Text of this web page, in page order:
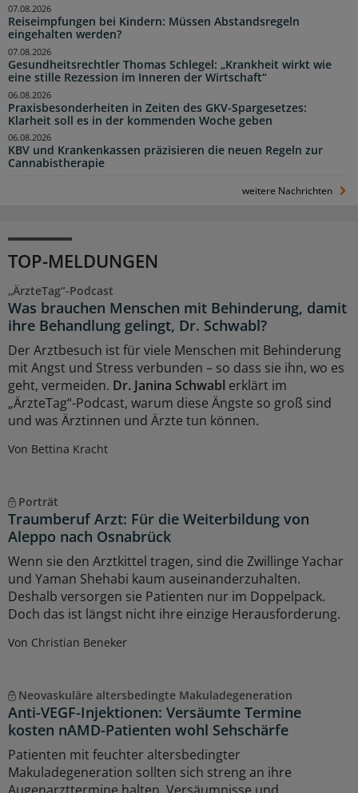
Reiseimpfungen bei Kindern: Müssen Abstandsregeln
eingehalten werden?
07.08.2026
Gesundheitsrechtler Thomas Schlegel: „Krankheit wirkt wie
eine stille Rezession im Inneren der Wirtschaft“
07.08.2026
Praxisbesonderheiten in Zeiten des GKV-Spargesetzes:
Klarheit soll es in der kommenden Woche geben
06.08.2026
KBV und Krankenkassen präzisieren die neuen Regeln zur
Cannabistherapie
06.08.2026
weitere Nachrichten
TOP-MELDUNGEN
„ÄrzteTag“-Podcast
Was brauchen Menschen mit Behinderung, damit
ihre Behandlung gelingt, Dr. Schwabl?
Der Arztbesuch ist für viele Menschen mit Behinderung
mit Angst und Stress verbunden – so dass sie ihn, wo es
geht, vermeiden. Dr. Janina Schwabl erklärt im
„ÄrzteTag“-Podcast, warum diese Ängste so groß sind
und was Ärztinnen und Ärzte tun können.
Von Bettina Kracht
Porträt
Traumberuf Arzt: Für die Weiterbildung von
Aleppo nach Osnabrück
Wenn sie den Arztkittel tragen, sind die Zwillinge Yachar
und Yaman Shehabi kaum auseinanderzuhalten.
Deshalb versorgen sie Patienten nur im Doppelpack.
Doch das ist längst nicht ihre einzige Herausforderung.
Von Christian Beneker
Neovaskuläre altersbedingte Makuladegeneration
Anti-VEGF-Injektionen: Versäumte Termine
kosten nAMD-Patienten wohl Sehschärfe
Patienten mit feuchter altersbedingter
Makuladegeneration sollten sich streng an ihre